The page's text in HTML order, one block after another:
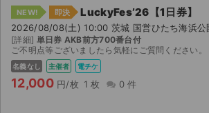
NEW! 即決 LuckyFes’26【1日券】
2026/08/08(土) 10:00 茨城 国営ひたち海浜公
[詳細] 単日券 AKB前方700番台付
ご不明点等ございましたら気軽にご質問ください。
名義なし 主催者 電チケ
12,000 円/枚 1 枚 0 件